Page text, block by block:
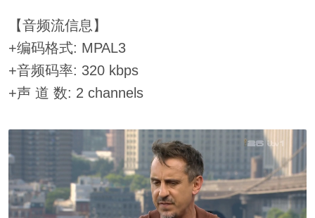
【音频流信息】
+编码格式: MPAL3
+音频码率: 320 kbps
+声 道 数: 2 channels